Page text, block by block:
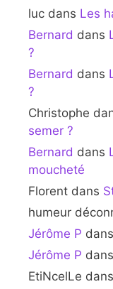
luc dans Les
Bernard dans
?
Bernard dans
?
Christophe
semer ?
Bernard dans
moucheté
Florent dans
humeur
Jérôme P dans
Jérôme P dans
EtiNcelLe dans